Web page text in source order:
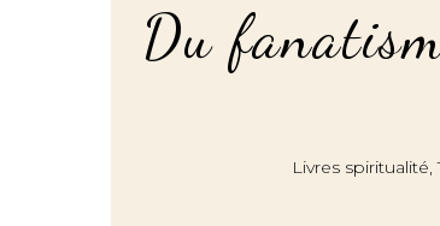
Du
Livres spiritualité,